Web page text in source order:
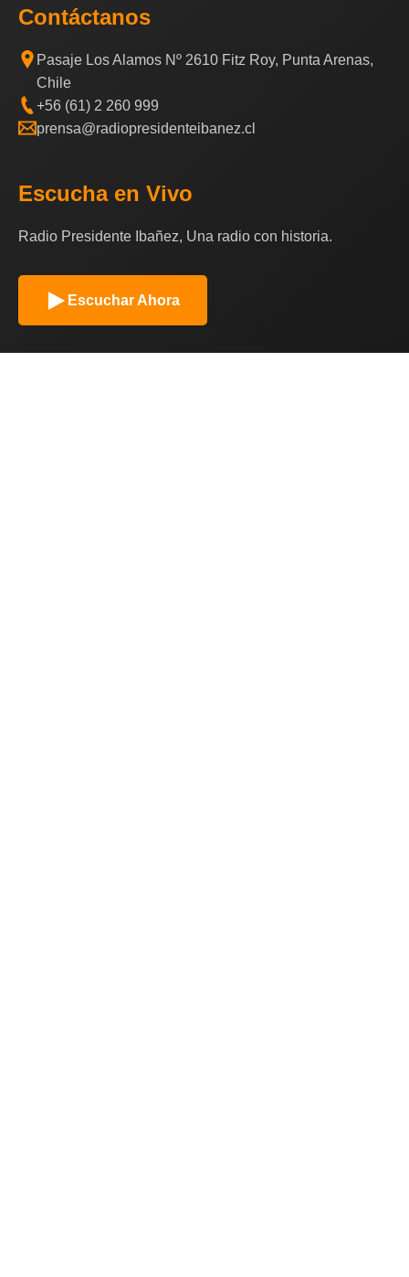
Contáctanos
Pasaje Los Alamos Nº 2610 Fitz Roy, Punta Arenas,
Chile
+56 (61) 2 260 999
prensa@radiopresidenteibanez.cl
Escucha en Vivo
Radio Presidente Ibañez, Una radio con historia.
Escuchar Ahora